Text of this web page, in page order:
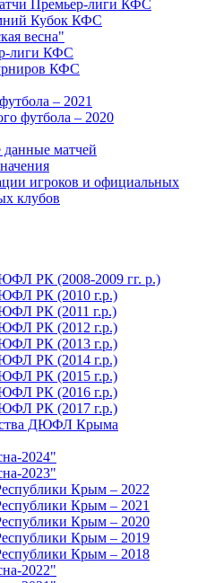
Премьер-лиги КФС
Кубок КФС
весна"
лиги КФС
КФС
– 2021
футбола – 2020
матчей
игроков и официальных
клубов
РК (2008-2009 гг. р.)
РК (2010 г.р.)
РК (2011 г.р.)
РК (2012 г.р.)
РК (2013 г.р.)
РК (2014 г.р.)
РК (2015 г.р.)
РК (2016 г.р.)
РК (2017 г.р.)
ДЮФЛ Крыма
2024"
2023"
Крым – 2022
Крым – 2021
Крым – 2020
Крым – 2019
Крым – 2018
2022"